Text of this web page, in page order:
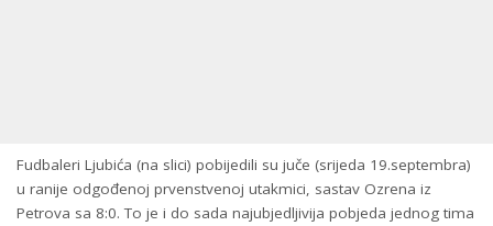
Fudbaleri Ljubića (na slici) pobijedili su juče (srijeda 19.septembra)
u ranije odgođenoj prvenstvenoj utakmici, sastav Ozrena iz
Petrova sa 8:0. To je i do sada najubjedljivija pobjeda jednog tima